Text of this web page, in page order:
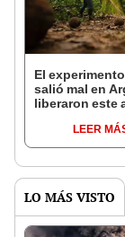
El
salió mal en
liberaron este
bosques
la Patagonia
LEER
LO MÁS VISTO